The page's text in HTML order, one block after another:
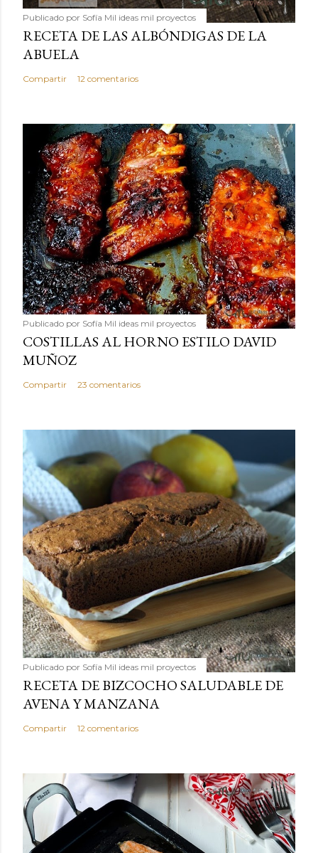
Publicado por Sofía Mil ideas mil proyectos
RECETA DE LAS ALBÓNDIGAS DE LA
ABUELA
Compartir 12 comentarios
Publicado por Sofía Mil ideas mil proyectos
COSTILLAS AL HORNO ESTILO DAVID
MUÑOZ
Compartir 23 comentarios
Publicado por Sofía Mil ideas mil proyectos
RECETA DE BIZCOCHO SALUDABLE DE
AVENA Y MANZANA
Compartir 12 comentarios